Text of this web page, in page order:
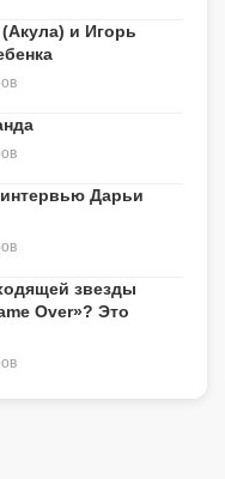
и Игорь
Дарьи
звезды
Over»? Это